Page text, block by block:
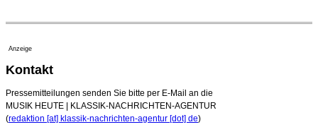
Anzeige
Kontakt
Pressemitteilungen senden Sie bitte per E-Mail an die
MUSIK HEUTE | KLASSIK-NACHRICHTEN-AGENTUR
(redaktion [at] klassik-nachrichten-agentur [dot] de)